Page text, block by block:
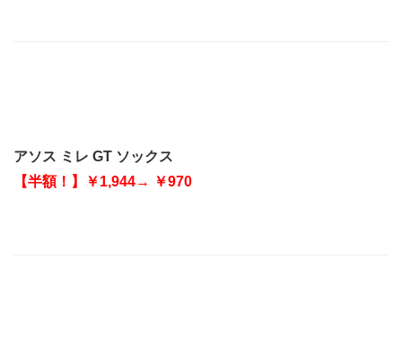
アソス ミレ GT ソックス
【半額！】￥1,944→ ￥970